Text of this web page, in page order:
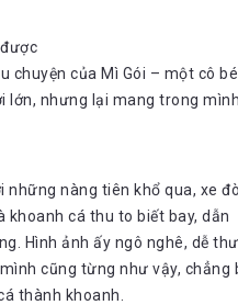
chuyện của Mì Gói – một cô
lớn, nhưng lại mang trong
nàng tiên khổ qua, xe
cá thu to biết bay, dẫn
Hình ảnh ấy ngô nghê, dễ
cũng từng như vậy, chẳng
thành khoanh.